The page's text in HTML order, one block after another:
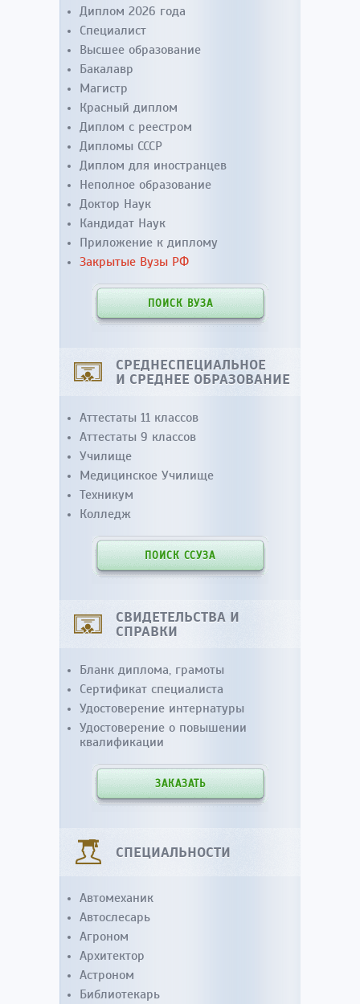
Диплом 2026 года
Специалист
Высшее образование
Бакалавр
Магистр
Красный диплом
Диплом с реестром
Дипломы СССР
Диплом для иностранцев
Неполное образование
Доктор Наук
Кандидат Наук
Приложение к диплому
Закрытые Вузы РФ
ПОИСК ВУЗА
СРЕДНЕСПЕЦИАЛЬНОЕ
И СРЕДНЕЕ ОБРАЗОВАНИЕ
Аттестаты 11 классов
Аттестаты 9 классов
Училище
Медицинское Училище
Техникум
Колледж
ПОИСК ССУЗА
СВИДЕТЕЛЬСТВА И
СПРАВКИ
Бланк диплома, грамоты
Сертификат специалиста
Удостоверение интернатуры
Удостоверение о повышении
квалификации
ЗАКАЗАТЬ
СПЕЦИАЛЬНОСТИ
Автомеханик
Автослесарь
Агроном
Архитектор
Астроном
Библиотекарь